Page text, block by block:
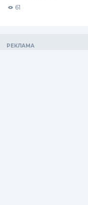
61